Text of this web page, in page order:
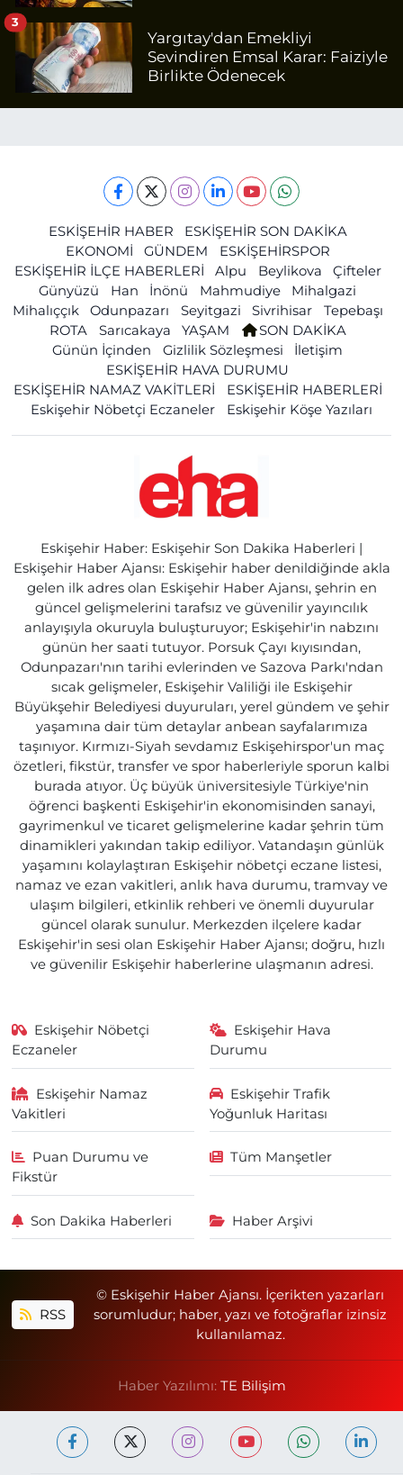
Yargıtay'dan Emekliyi
Sevindiren Emsal Karar: Faiziyle
Birlikte Ödenecek
3
ESKİŞEHİR HABER
ESKİŞEHİR SON DAKİKA
EKONOMİ
GÜNDEM
ESKİŞEHİRSPOR
ESKİŞEHİR İLÇE HABERLERİ
Alpu Beylikova
Çifteler
Günyüzü
Han İnönü Mahmudiye
Mihalgazi
Mihalıççık
Odunpazarı Seyitgazi Sivrihisar
Tepebaşı
ROTA
Sarıcakaya YAŞAM
SON DAKİKA
Günün İçinden
Gizlilik Sözleşmesi
İletişim
ESKİŞEHİR HAVA DURUMU
ESKİŞEHİR NAMAZ VAKİTLERİ
ESKİŞEHİR HABERLERİ
Eskişehir Nöbetçi Eczaneler
Eskişehir Köşe Yazıları
Eskişehir Haber: Eskişehir Son Dakika Haberleri |
Eskişehir Haber Ajansı: Eskişehir haber denildiğinde akla
gelen ilk adres olan Eskişehir Haber Ajansı, şehrin en
güncel gelişmelerini tarafsız ve güvenilir yayıncılık
anlayışıyla okuruyla buluşturuyor; Eskişehir'in nabzını
günün her saati tutuyor. Porsuk Çayı kıyısından,
Odunpazarı'nın tarihi evlerinden ve Sazova Parkı'ndan
sıcak gelişmeler, Eskişehir Valiliği ile Eskişehir
Büyükşehir Belediyesi duyuruları, yerel gündem ve şehir
yaşamına dair tüm detaylar anbean sayfalarımıza
taşınıyor. Kırmızı-Siyah sevdamız Eskişehirspor'un maç
özetleri, fikstür, transfer ve spor haberleriyle sporun kalbi
burada atıyor. Üç büyük üniversitesiyle Türkiye'nin
öğrenci başkenti Eskişehir'in ekonomisinden sanayi,
gayrimenkul ve ticaret gelişmelerine kadar şehrin tüm
dinamikleri yakından takip ediliyor. Vatandaşın günlük
yaşamını kolaylaştıran Eskişehir nöbetçi eczane listesi,
namaz ve ezan vakitleri, anlık hava durumu, tramvay ve
ulaşım bilgileri, etkinlik rehberi ve önemli duyurular
güncel olarak sunulur. Merkezden ilçelere kadar
Eskişehir'in sesi olan Eskişehir Haber Ajansı; doğru, hızlı
ve güvenilir Eskişehir haberlerine ulaşmanın adresi.
Eskişehir Nöbetçi
Eczaneler
Eskişehir Hava
Durumu
Eskişehir Namaz
Vakitleri
Eskişehir Trafik
Yoğunluk Haritası
Puan Durumu ve
Fikstür
Tüm Manşetler
Son Dakika Haberleri Haber Arşivi
RSS
© Eskişehir Haber Ajansı. İçerikten yazarları
sorumludur; haber, yazı ve fotoğraflar izinsiz
kullanılamaz.
Haber Yazılımı: TE Bilişim